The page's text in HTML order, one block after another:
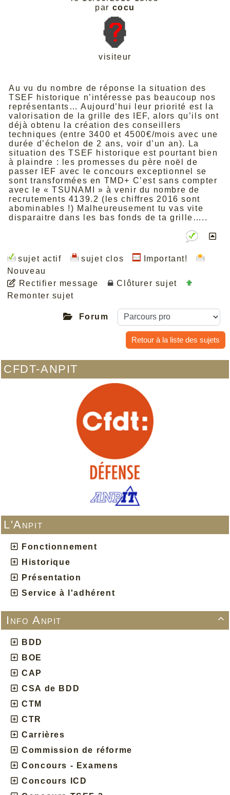
CFDT-ANPIT
L'Anpit
Fonctionnement
Historique
Présentation
Service à l'adhérent

Info Anpit
BDD
BOE
CAP
CSA de BDD
CTM
CTR
Carrières
Commission de réforme
Concours - Examens
Concours ICD
par cocu
visiteur
Au vu du nombre de réponse la situation des
TSEF historique n’intéresse pas beaucoup nos
représentants… Aujourd’hui leur priorité est la
valorisation de la grille des IEF, alors qu’ils ont
déjà obtenu la création des conseillers
techniques (entre 3400 et 4500€/mois avec une
durée d’échelon de 2 ans, voir d’un an). La
situation des TSEF historique est pourtant bien
à plaindre : les promesses du père noël de
passer IEF avec le concours exceptionnel se
sont transformées en TMD+ C’est sans compter
avec le « TSUNAMI » à venir du nombre de
recrutements 4139.2 (les chiffres 2016 sont
abominables !) Malheureusement tu vas vite
disparaitre dans les bas fonds de ta grille…..
sujet actif sujet clos
Important!
Nouveau
Rectifier message
Clôturer sujet
Remonter sujet
Forum
Retour à la liste des sujets